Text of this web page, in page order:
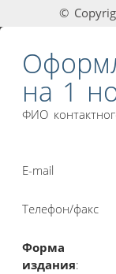
©
на 1
ФИО
E-mail
Телефон/факс
Форма
издания: